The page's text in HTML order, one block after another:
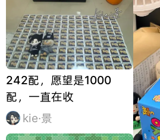
242配，愿望是1000
配，一直在收
kie·景